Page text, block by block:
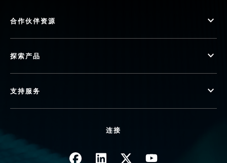
合作伙伴资源
探索产品
支持服务
连接
图像 图像 图像 图像